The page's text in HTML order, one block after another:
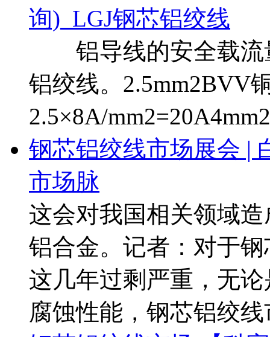
询)_LGJ钢芯铝绞线
铝导线的安全载流
铝绞线。2.5mm2BVV
2.5×8A/
钢芯铝绞线市场展会 |
市场脉
这会对我国相关领域
铝合金。记者：对于
这几年过剩严重，无
腐蚀性能，钢芯铝绞线